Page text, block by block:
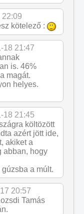
22:09
kötelező :
18 21:47
is. 46%
magát.
helyes.
18 21:45
költözött
azért jött ide,
akiket a
abban, hogy
a múlt.
20:57
Tamás